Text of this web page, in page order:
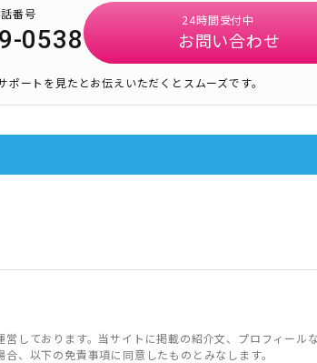
番号
0538
24時間受付中
お問い合わせ
ポートを見たとお伝えいただくとスムーズです。
しております。当サイトに掲載の紹介文、プロフィール
、以下の免責事項に同意したものとみなします。